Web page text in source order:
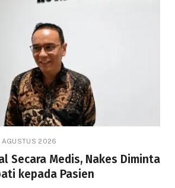
AGUSTUS 2026
Secara Medis, Nakes Diminta
kepada Pasien